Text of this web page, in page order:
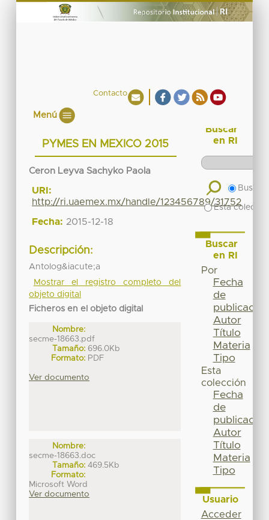
Contacto
Menú
PYMES EN MEXICO 2015
Ceron Leyva Sachyko Paola
URI:
http://ri.uaemex.mx/handle/123456789/31752
Fecha: 2015-12-18
Descripción:
Antolog&iacute;a
Mostrar el registro completo del
objeto digital
Ficheros en el objeto digital
Nombre:
secme-18663.pdf
Tamaño: 696.0Kb
Formato: PDF
Ver documento
Nombre:
secme-18663.doc
Tamaño: 469.5Kb
Formato:
Microsoft Word
Ver documento
Buscar
en RI
Buscar
Esta
Buscar
en RI
Por
Fecha
de
publicación
Autor
Título
Materia
Tipo
Esta
colección
Fecha
de
publicación
Autor
Título
Materia
Tipo
Usuario
Acceder